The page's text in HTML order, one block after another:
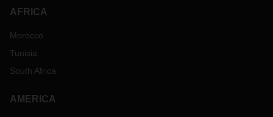
AFRICA
Morocco
Tunisia
South Africa
AMERICA